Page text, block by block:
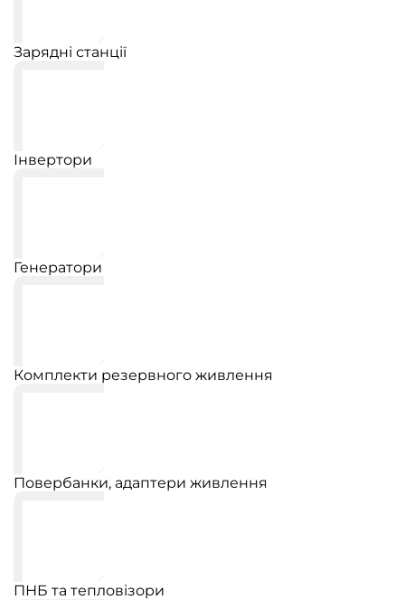
Зарядні станції
Інвертори
Генератори
Комплекти резервного живлення
Повербанки, адаптери живлення
ПНБ та тепловізори